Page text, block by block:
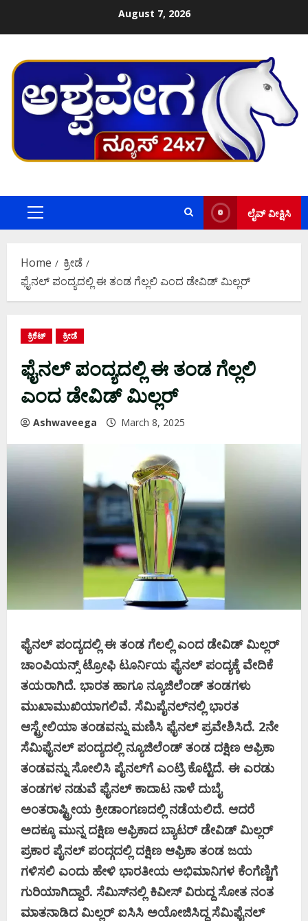
August 7, 2026
Primary
ಲೈವ್ ವೀಕ್ಷಿಸಿ
Home
ಕ್ರೀಡೆ
ಫೈನಲ್‌ ಪಂದ್ಯದಲ್ಲಿ ಈ ತಂಡ ಗೆಲ್ಲಲಿ ಎಂದ ಡೇವಿಡ್‌ ಮಿಲ್ಲರ್‌
ಕ್ರಿಕೆಟ್ ಕ್ರೀಡೆ
ಫೈನಲ್‌ ಪಂದ್ಯದಲ್ಲಿ ಈ ತಂಡ ಗೆಲ್ಲಲಿ
ಎಂದ ಡೇವಿಡ್‌ ಮಿಲ್ಲರ್‌
Ashwaveega March 8, 2025
ಫೈನಲ್‌ ಪಂದ್ಯದಲ್ಲಿ ಈ ತಂಡ ಗೆಲಲ್ಲಿ ಎಂದ ಡೇವಿಡ್‌ ಮಿಲ್ಲರ್‌
ಚಾಂಪಿಯನ್ಸ್‌ ಟ್ರೋಫಿ ಟೂರ್ನಿಯ ಫೈನಲ್‌ ಪಂದ್ಯಕ್ಕೆ ವೇದಿಕೆ
ತಯರಾಗಿದೆ. ಭಾರತ ಹಾಗೂ ನ್ಯೂಜಿಲೆಂಡ್‌ ತಂಡಗಳು
ಮುಖಾಮುಖಿಯಾಗಲಿವೆ. ಸೆಮಿಪೈನಲ್‌ನಲ್ಲಿ ಭಾರತ
ಆಸ್ಟ್ರೇಲಿಯಾ ತಂಡವನ್ನು ಮಣಿಸಿ ಫೈನಲ್‌ ಪ್ರವೇಶಿಸಿದೆ. 2ನೇ
ಸೆಮಿಫೈನಲ್‌ ಪಂದ್ಯದಲ್ಲಿ ನ್ಯೂಜಿಲೆಂಡ್‌ ತಂಡ ದಕ್ಷಿಣ ಆಫ್ರಿಕಾ
ತಂಡವನ್ನು ಸೋಲಿಸಿ ಪೈನಲ್‌ಗೆ ಎಂಟ್ರಿ ಕೊಟ್ಟಿದೆ. ಈ ಎರಡು
ತಂಡಗಳ ನಡುವೆ ಫೈನಲ್‌ ಕಾದಾಟ ನಾಳೆ ದುಬೈ
ಅಂತರಾಷ್ಟ್ರೀಯ ಕ್ರೀಡಾಂಗಣದಲ್ಲಿ ನಡೆಯಲಿದೆ. ಆದರೆ
ಅದಕ್ಕೂ ಮುನ್ನ ದಕ್ಷಿಣ ಆಫ್ರಿಕಾದ ಬ್ಯಾಟರ್‌ ಡೇವಿಡ್‌ ಮಿಲ್ಲರ್‌
ಪ್ರಕಾರ ಪೈನಲ್‌ ಪಂದ್ಗದಲ್ಲಿ ದಕ್ಷಿಣ ಆಫ್ರಿಕಾ ತಂಡ ಜಯ
ಗಳಿಸಲಿ ಎಂದು ಹೇಳಿ ಭಾರತೀಯ ಅಭಿಮಾನಿಗಳ ಕೆಂಗೆಣ್ಣಿಗೆ
ಗುರಿಯಾಗಿದ್ದಾರೆ. ಸೆಮಿಸ್‌ನಲ್ಲಿ ಕಿವೀಸ್‌ ವಿರುದ್ದ ಸೋತ ನಂತ
ಮಾತನಾಡಿದ ಮಿಲ್ಲರ್‌ ಐಸಿಸಿ ಅಯೋಜಿಸಿದ್ದ ಸೆಮಿಫೈನಲ್‌